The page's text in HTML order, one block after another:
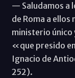
— Saludamos a
de Roma a ellos
ministerio único
«que presido
Ignacio de
252).